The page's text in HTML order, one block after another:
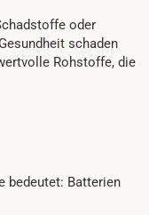
oder
schaden
Rohstoffe, die
bedeutet: Batterien